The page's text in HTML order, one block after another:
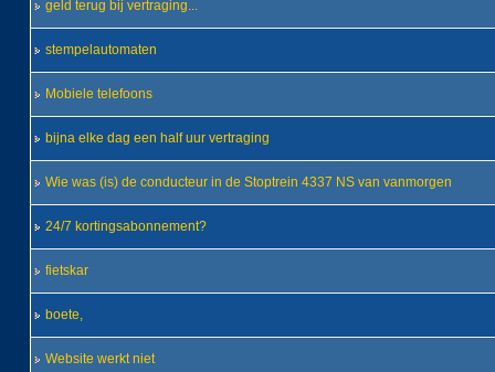
geld terug bij vertraging...
stempelautomaten
Mobiele telefoons
bijna elke dag een half uur vertraging
Wie was (is) de conducteur in de Stoptrein 4337 NS van vanmorgen
24/7 kortingsabonnement?
fietskar
boete,
Website werkt niet